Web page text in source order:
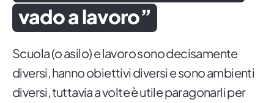
vado a lavoro”
Scuola (o asilo) e lavoro sono decisamente
diversi, hanno obiettivi diversi e sono ambienti
diversi, tuttavia a volte è utile paragonarli per